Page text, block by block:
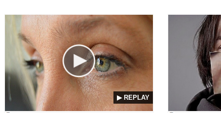
▶ REPLAY